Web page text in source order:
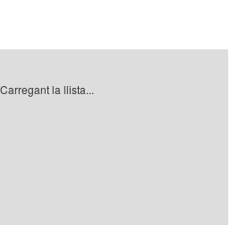
Carregant la llista...